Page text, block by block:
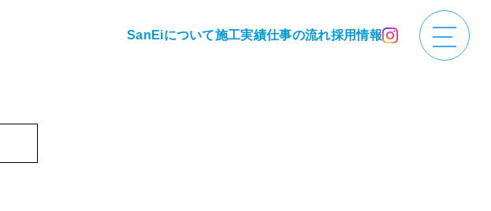
SanEiについて施工実績仕事の流れ採用情報